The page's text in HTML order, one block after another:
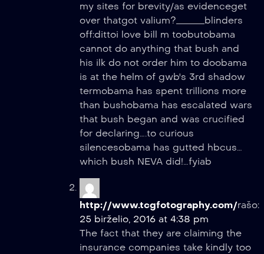
my sites for brevity/as evidenceget
over thatgot valium?______blinders
off:dittoi love bill m toobutobama
cannot do anything that bush and
his ilk do not order him to doobama
is at the helm of gwb's 3rd shadow
termobama has spent trillions more
than bushobama has escalated wars
that bush began and was crucified
for declaring….to curious
silencesobama has gutted hbcus…
which bush NEVA did!…fyiab
http://www.tcgfotography.com/rašo:
25 birželio, 2016 at 4:38 pm
The fact that they are claiming the
insurance companies take kindly too